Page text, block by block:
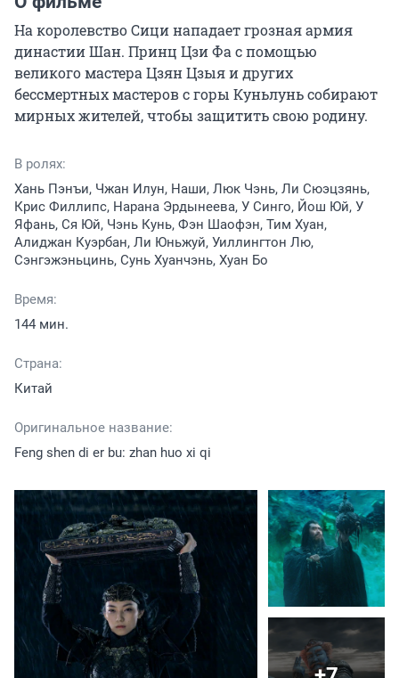
На королевство Сици нападает грозная армия
династии Шан. Принц Цзи Фа с помощью
великого мастера Цзян Цзыя и других
бессмертных мастеров с горы Куньлунь собирают
мирных жителей, чтобы защитить свою родину.
В ролях:
Хань Пэнъи, Чжан Илун, Наши, Люк Чэнь, Ли Сюэцзянь,
Крис Филлипс, Нарана Эрдынеева, У Синго, Йош Юй, У
Яфань, Ся Юй, Чэнь Кунь, Фэн Шаофэн, Тим Хуан,
Алиджан Куэрбан, Ли Юньжуй, Уиллингтон Лю,
Сэнгэжэньцинь, Сунь Хуанчэнь, Хуан Бо
Время:
144 мин.
Страна:
Китай
Оригинальное название:
Feng shen di er bu: zhan huo xi qi